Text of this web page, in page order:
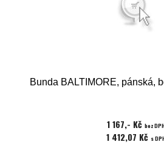
Bunda BALTIMORE, pánská,
1 167,- Kč bez
1 412,07 Kč s